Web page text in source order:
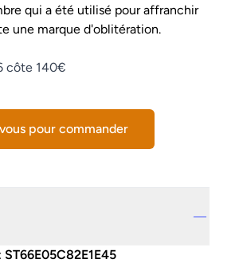
qui a été utilisé pour affranchir
une marque d'oblitération.
côte 140€
pour commander
ST66E05C82E1E45